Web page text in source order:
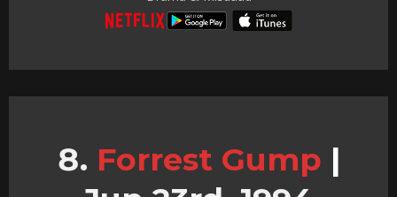
Forrest Gump |